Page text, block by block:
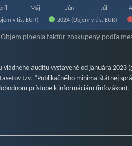
v tis. EUR) 2024 (Objem v tis. EUR)
Máj Jún Júl
Objem plnenia faktúr zoskupený podľa
auditu vystavené od januára 2023
tzv. “Publikačného minima štátnej
prístupe k informáciám (infozákon).